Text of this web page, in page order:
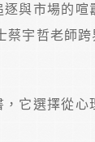
與市場的喧
宇哲老師
它選擇從心